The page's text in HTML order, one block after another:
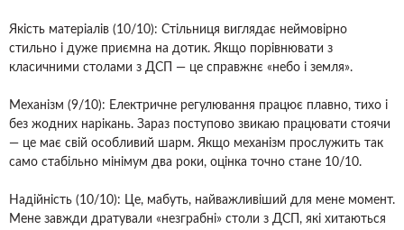
Якість матеріалів (10/10): Стільниця виглядає неймовірно
стильно і дуже приємна на дотик. Якщо порівнювати з
класичними столами з ДСП — це справжнє «небо і земля».
Механізм (9/10): Електричне регулювання працює плавно, тихо і
без жодних нарікань. Зараз поступово звикаю працювати стоячи
— це має свій особливий шарм. Якщо механізм прослужить так
само стабільно мінімум два роки, оцінка точно стане 10/10.
Надійність (10/10): Це, мабуть, найважливіший для мене момент.
Мене завжди дратували «незграбні» столи з ДСП, які хитаються